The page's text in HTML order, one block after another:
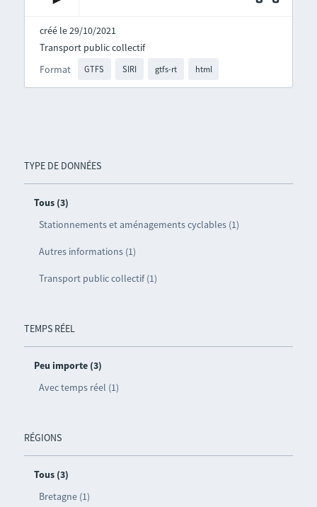
TYPE DE DONNÉES
Tous (3)
Stationnements et aménagements cyclables (1)
Autres informations (1)
Transport public collectif (1)
TEMPS RÉEL
Peu importe (3)
Avec temps réel (1)
RÉGIONS
Tous (3)
Bretagne (1)
créé le 29/10/2021
Format GTFS SIRI gtfs-rt html
Transport public collectif